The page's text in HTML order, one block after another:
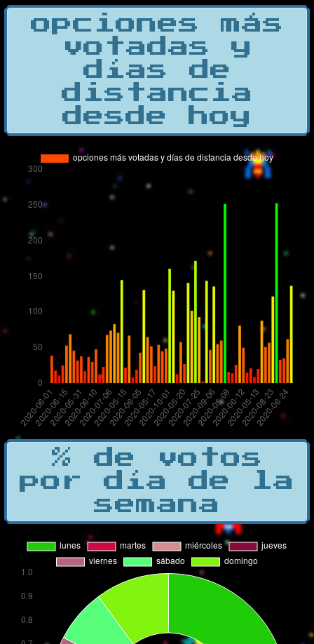
opciones más
votadas y
días de
distancia
desde hoy
% de votos
por día de la
semana